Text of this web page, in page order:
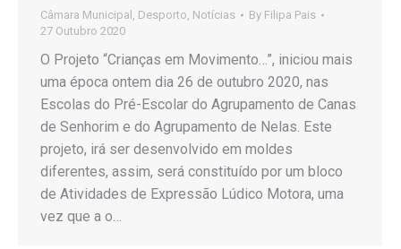
Câmara Municipal , Desporto, Notícias By Filipa Pais
27 Outubro 2020
O Projeto “Crianças em Movimento…”, iniciou mais
uma época ontem dia 26 de outubro 2020, nas
Escolas do Pré-Escolar do Agrupamento de Canas
de Senhorim e do Agrupamento de Nelas. Este
projeto, irá ser desenvolvido em moldes
diferentes, assim, será constituído por um bloco
de Atividades de Expressão Lúdico Motora, uma
vez que a o…